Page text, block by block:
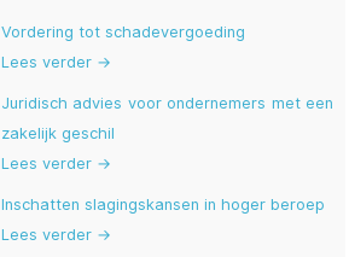
Vordering tot schadevergoeding
Lees verder →
Juridisch advies voor ondernemers met een
zakelijk geschil
Lees verder →
Inschatten slagingskansen in hoger beroep
Lees verder →